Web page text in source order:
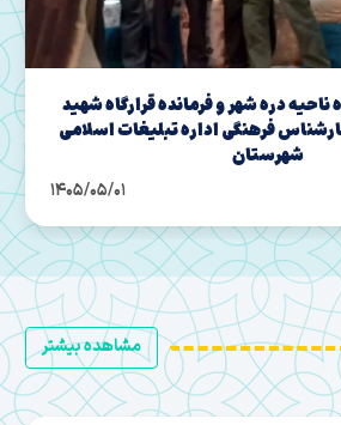
و معارفه مسئولین قدیم و جدید
تبلیغات اسلامی استان ایلام
مشاهده بیشتر